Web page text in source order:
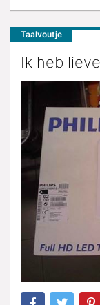
Taalvoutje
Ik heb